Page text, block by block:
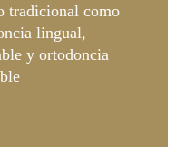
tradicional como
lingual,
y ortodoncia